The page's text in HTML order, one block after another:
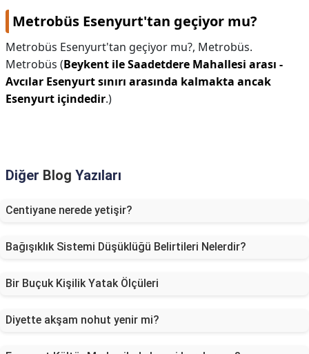
Metrobüs Esenyurt'tan geçiyor mu?
Metrobüs Esenyurt'tan geçiyor mu?, Metrobüs.
Metrobüs (Beykent ile Saadetdere Mahallesi arası -
Avcılar Esenyurt sınırı arasında kalmakta ancak
Esenyurt içindedir.)
Diğer Blog Yazıları
Centiyane nerede yetişir?
Bağışıklık Sistemi Düşüklüğü Belirtileri Nelerdir?
Bir Buçuk Kişilik Yatak Ölçüleri
Diyette akşam nohut yenir mi?